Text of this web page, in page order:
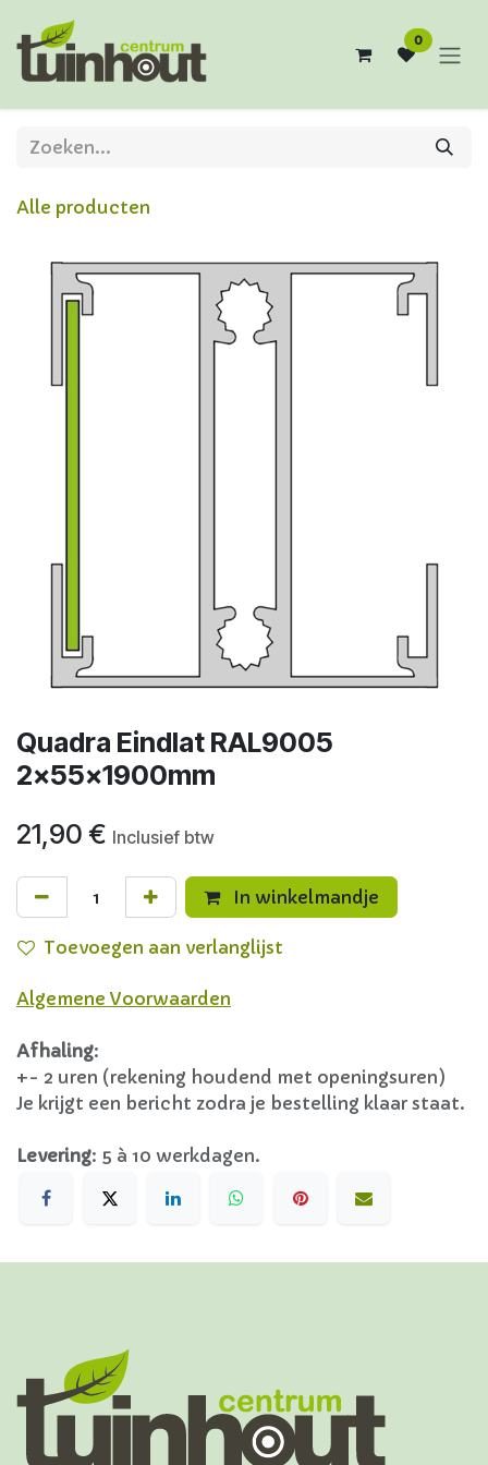
0
Alle producten
Quadra Eindlat RAL9005
2x55x1900mm
21,90 € Inclusief btw
In winkelmandje
Toevoegen aan verlanglijst
Algemene Voorwaarden
Afhaling:
+- 2 uren (rekening houdend met openingsuren)
Je krijgt een bericht zodra je bestelling klaar staat.
Levering: 5 à 10 werkdagen.